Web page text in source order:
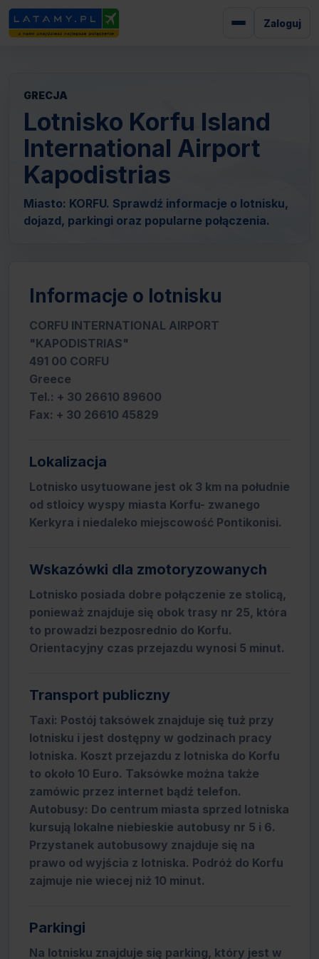
Zaloguj
GRECJA
Lotnisko Korfu Island
International Airport
Kapodistrias
Miasto: KORFU. Sprawdź informacje o lotnisku,
dojazd, parkingi oraz popularne połączenia.
Informacje o lotnisku
CORFU INTERNATIONAL AIRPORT
"KAPODISTRIAS"
491 00 CORFU
Greece
Tel.: + 30 26610 89600
Fax: + 30 26610 45829
Lokalizacja
Lotnisko usytuowane jest ok 3 km na południe
od stloicy wyspy miasta Korfu- zwanego
Kerkyra i niedaleko miejscowość Pontikonisi.
Wskazówki dla zmotoryzowanych
Lotnisko posiada dobre połączenie ze stolicą,
ponieważ znajduje się obok trasy nr 25, która
to prowadzi bezposrednio do Korfu.
Orientacyjny czas przejazdu wynosi 5 minut.
Transport publiczny
Taxi: Postój taksówek znajduje się tuż przy
lotnisku i jest dostępny w godzinach pracy
lotniska. Koszt przejazdu z lotniska do Korfu
to około 10 Euro. Taksówke można także
zamówic przez internet bądź telefon.
Autobusy: Do centrum miasta sprzed lotniska
kursują lokalne niebieskie autobusy nr 5 i 6.
Przystanek autobusowy znajduje się na
prawo od wyjścia z lotniska. Podróż do Korfu
zajmuje nie wiecej niż 10 minut.
Parkingi
Na lotnisku znajduje się parking, który jest w